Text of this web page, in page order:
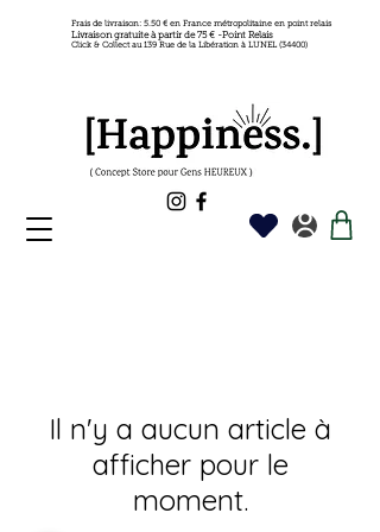
Frais de livraison: 5.50 € en France métropolitaine en point relais
Livraison gratuite à partir de 75 € -Point Relais
Click & Collect au 139 Rue de la Libération à LUNEL (34400)
Il n'y a aucun article à
afficher pour le
moment.